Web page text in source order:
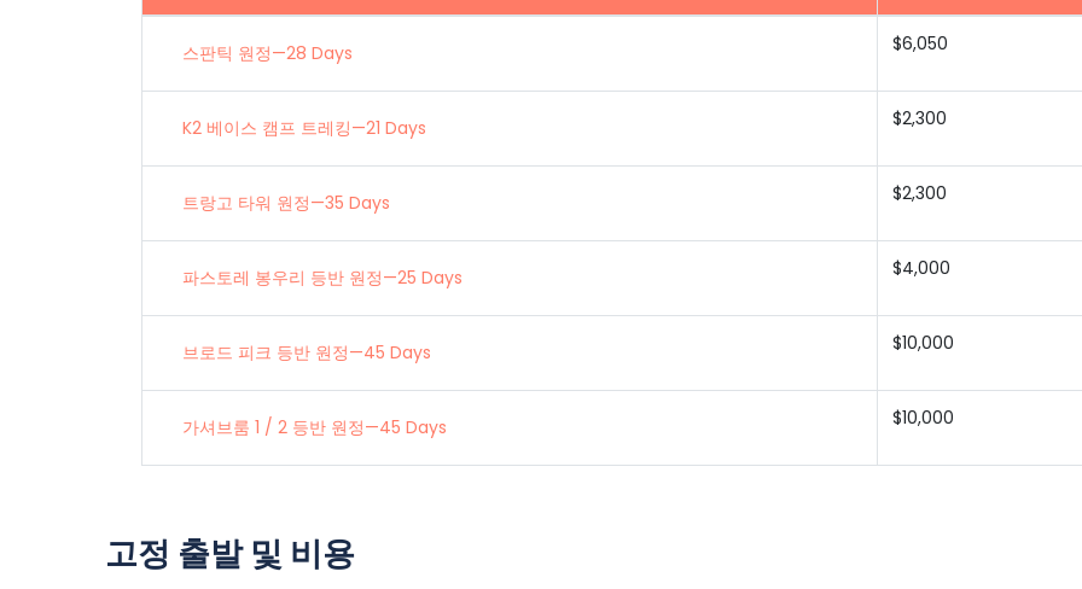
스판틱 원정—28 Days $6,050
K2 베이스 캠프 트레킹—21 Days $2,300
트랑고 타워 원정—35 Days $2,300
파스토레 봉우리 등반 원정—25 Days $4,000
브로드 피크 등반 원정—45 Days $10,000
가셔브룸 1 / 2 등반 원정—45 Days $10,000
고정 출발 및 비용